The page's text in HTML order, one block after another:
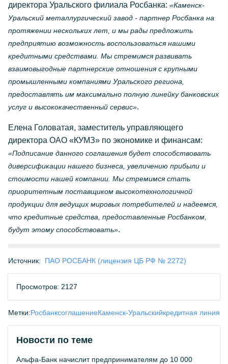
директора Уральского филиала Росбанка: «Каменск-
Уральский металлургический завод - партнер Росбанка на
протяжении нескольких лет, и мы рады предложить
предприятию возможность воспользоваться нашими
кредитными средствами. Мы стремимся развивать
взаимовыгодные партнерские отношения с крупными
промышленными компаниями Уральского региона,
предоставлять им максимально полную линейку банковских
услуг и высококачественный сервис».
Елена Головатая, заместитель управляющего
директора ОАО «КУМЗ» по экономике и финансам:
«Подписание данного соглашения будет способствовать
диверсификации нашего бизнеса, увеличению прибыли и
стоимости нашей компании. Мы стремимся стать
приоритетным поставщиком высокотехнологичной
продукции для ведущих мировых потребителей и надеемся,
что кредитные средства, предоставленные Росбанком,
будут этому способствовать».
Источник: ПАО РОСБАНК (лицензия ЦБ РФ № 2272)
Просмотров: 2127
Метки:РосбанксоглашениеКаменск-Уральскийкредитная линия
Новости по теме
Альфа-Банк начислит предпринимателям до 10 000